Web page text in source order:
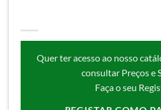
Quer ter acesso ao nosso
consultar Preços e
Faça o seu